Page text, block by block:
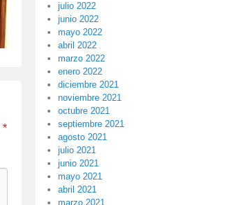
*
julio 2022
junio 2022
mayo 2022
abril 2022
marzo 2022
enero 2022
diciembre 2021
noviembre 2021
octubre 2021
septiembre 2021
agosto 2021
julio 2021
junio 2021
mayo 2021
abril 2021
marzo 2021